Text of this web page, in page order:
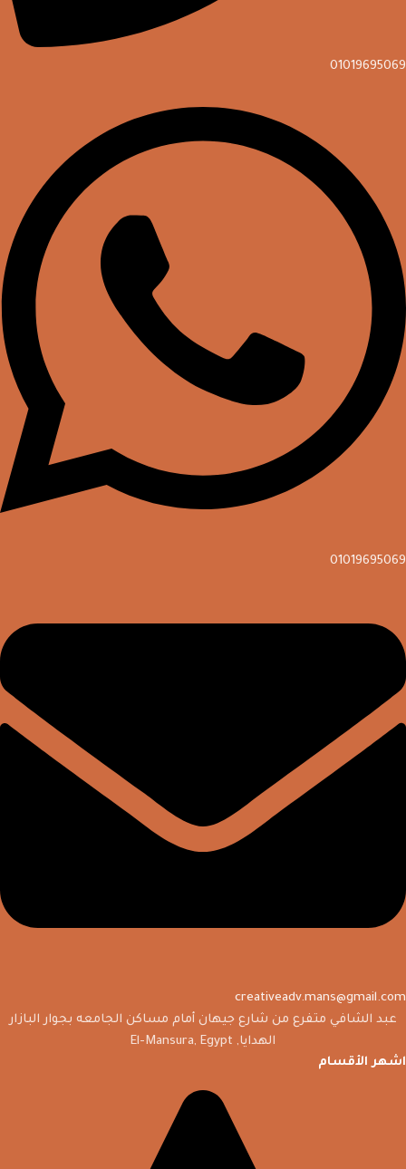
01019695069
01019695069
creativeadv.mans@gmail.com
عبد الشافي متفرع من شارع جيهان أمام مساكن الجامعه بجوار البازار
الهدايا, El-Mansura, Egypt
اشهر الأقسام